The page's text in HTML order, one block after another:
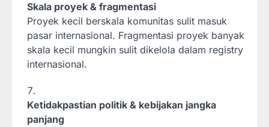
Skala proyek & fragmentasi
Proyek kecil berskala komunitas sulit masuk
pasar internasional. Fragmentasi proyek banyak
skala kecil mungkin sulit dikelola dalam registry
internasional.
Ketidakpastian politik & kebijakan jangka
panjang